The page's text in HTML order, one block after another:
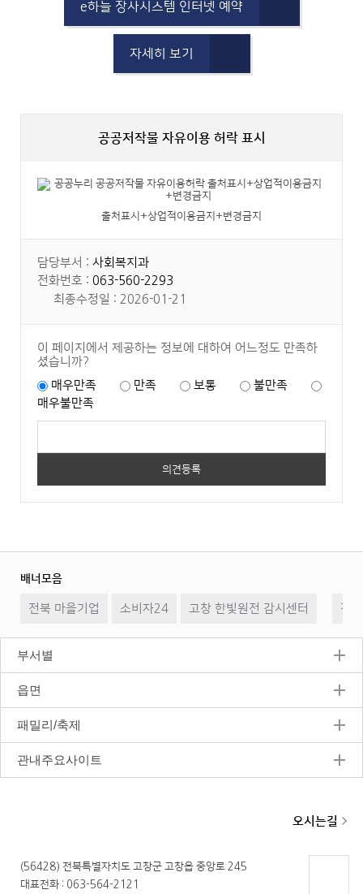
e하늘 장사시스템 인터넷 예약
자세히 보기
공공저작물 자유이용 허락 표시
출처표시+상업적이용금지+변경금지
담당부서 : 사회복지과
전화번호 : 063-560-2293
최종수정일 : 2026-01-21
이 페이지에서 제공하는 정보에 대하여 어느정도 만족하
셨습니까?
매우만족
만족 보통
불만족
매우불만족
배너모음
전
지
전북 마을기업 소비자24 고창 한빛원전 감시센터 전
부서별
읍면
패밀리/축제
관내주요사이트
(56428) 전북특별자치도 고창군 고창읍 중앙로 245
대표전화 : 063-564-2121
오시는길